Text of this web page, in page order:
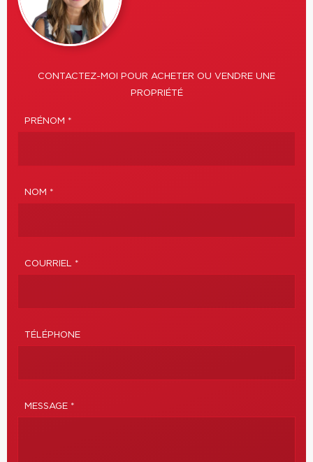
CONTACTEZ-MOI POUR ACHETER OU VENDRE UNE
PROPRIÉTÉ
PRÉNOM *
NOM *
COURRIEL *
TÉLÉPHONE
MESSAGE *